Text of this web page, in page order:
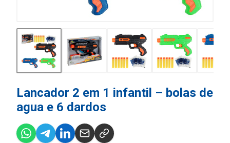
Lancador 2 em 1 infantil – bolas de
agua e 6 dardos